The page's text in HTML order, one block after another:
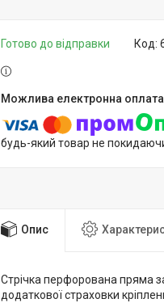
Готово до відправки Код:
будь-який товар не
Опис
Стрічка перфорована пряма
додаткової страховки